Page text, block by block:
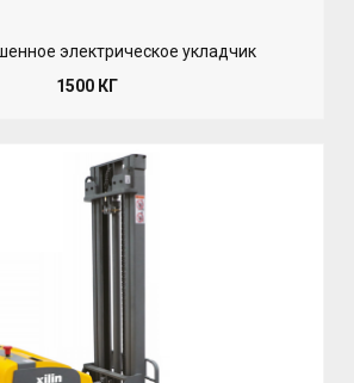
электрическое укладчик
1500 КГ